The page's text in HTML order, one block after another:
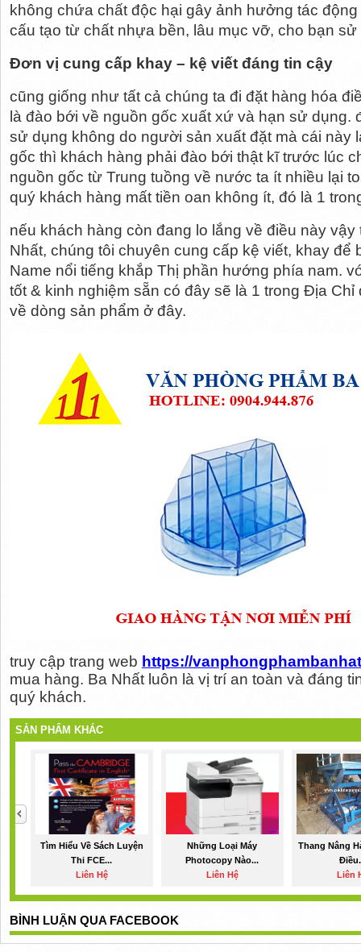
không chứa chất độc hại gây ảnh hưởng tác
cấu tạo từ chất nhựa bền, lâu mục vỡ, cho bạn
Đơn vị cung cấp khay – kệ viết đáng tin cậy
cũng giống như tất cả chúng ta đi đặt hàng hóa
là đào bới về nguồn gốc xuất xứ và hạn sử dụng.
sử dụng không do người sản xuất đặt mà cái này
gốc thì khách hàng phải đào bới thật kĩ trước lúc
nguồn gốc từ Trung tuồng về nước ta ít nhiều lại
quý khách hàng mất tiền oan không ít, đó là 1
nếu khách hàng còn đang lo lắng về điều này
Nhất, chúng tôi chuyên cung cấp kệ viết, khay để
Name nổi tiếng khắp Thị phần hướng phía nam.
tốt & kinh nghiệm sẵn có đây sẽ là 1 trong Địa
về dòng sản phẩm ở đây.
truy cập trang web https://
mua hàng. Ba Nhất luôn là vị trí an toàn và đáng
quý khách.
SẢN PHẨM KHÁC
Tìm Hiểu Về Sách Luyện
Thi FCE...
Liên Hệ
Những Loại Máy
Photocopy Nào...
Liên Hệ
Thang Nâng
Liên
BÌNH LUẬN QUA FACEBOOK